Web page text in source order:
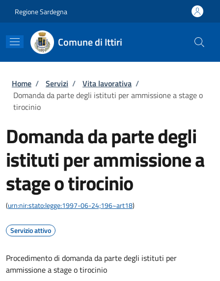
Regione Sardegna
Comune di Ittiri
Briciole di pane
Home / Servizi / Vita lavorativa /
Domanda da parte degli istituti per ammissione a stage o
tirocinio
Domanda da parte degli
istituti per ammissione a
stage o tirocinio
(urn:nir:stato:legge:1997-06-24;196~art18)
Servizio attivo
Procedimento di domanda da parte degli istituti per
ammissione a stage o tirocinio